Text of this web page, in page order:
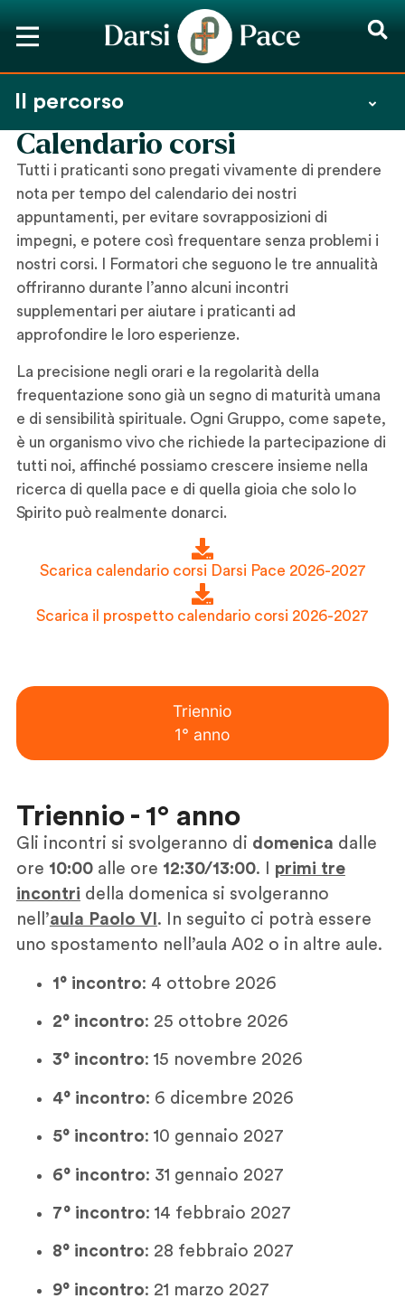
Il percorso
Calendario corsi
Tutti i praticanti sono pregati vivamente di prendere
nota per tempo del calendario dei nostri
appuntamenti, per evitare sovrapposizioni di
impegni, e potere così frequentare senza problemi i
nostri corsi. I Formatori che seguono le tre annualità
offriranno durante l’anno alcuni incontri
supplementari per aiutare i praticanti ad
approfondire le loro esperienze.
La precisione negli orari e la regolarità della
frequentazione sono già un segno di maturità umana
e di sensibilità spirituale. Ogni Gruppo, come sapete,
è un organismo vivo che richiede la partecipazione di
tutti noi, affinché possiamo crescere insieme nella
ricerca di quella pace e di quella gioia che solo lo
Spirito può realmente donarci.
Scarica calendario corsi Darsi Pace 2026-2027
Scarica il prospetto calendario corsi 2026-2027
Triennio
1° anno
Triennio - 1° anno
Gli incontri si svolgeranno di domenica dalle
ore 10:00alle ore 12:30/13:00. I primi tre
incontri della domenica si svolgeranno
nell’aula Paolo VI . In seguito ci potrà essere
uno spostamento nell’aula A02 o in altre aule.
1° incontro: 4 ottobre 2026
2° incontro: 25 ottobre 2026
3° incontro: 15 novembre 2026
4° incontro: 6 dicembre 2026
5° incontro: 10 gennaio 2027
6° incontro: 31 gennaio 2027
7° incontro: 14 febbraio 2027
8° incontro: 28 febbraio 2027
9° incontro: 21 marzo 2027